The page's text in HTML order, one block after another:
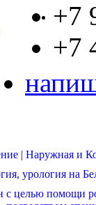
+7
+7